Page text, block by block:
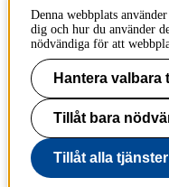
Jobba på KTH
Press och media
Faktura och betalning KTH
Om KTH:s webbplatser
Tillgänglighetsredogörelse
Denna webbplats
dig och hur du använder
nödvändiga för att
Hantera valbara
Tillåt bara
Tillåt alla tjänster